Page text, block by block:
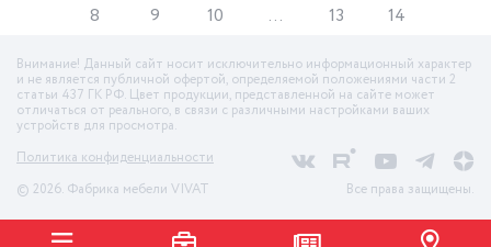
8
9 10 ... 13 14
Внимание! Данный сайт носит исключительно информационный характер
и не является публичной офертой, определяемой положениями части 2
статьи 437 ГК РФ. Цвет продукции, представленной на сайте может
отличаться от реального, в связи с различными настройками ваших
устройств для просмотра.
Политика конфиденциальности
© 2026. Фабрика мебели VIVAT
Все права защищены.